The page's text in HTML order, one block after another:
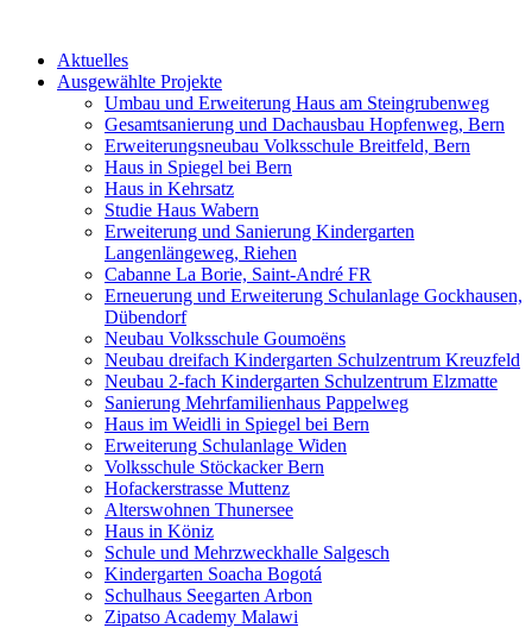
Aktuelles
Ausgewählte Projekte
Umbau und Erweiterung Haus am Steingrubenweg
Gesamtsanierung und Dachausbau Hopfenweg, Bern
Erweiterungsneubau Volksschule Breitfeld, Bern
Haus in Spiegel bei Bern
Haus in Kehrsatz
Studie Haus Wabern
Erweiterung und Sanierung Kindergarten
Langenlängeweg, Riehen
Cabanne La Borie, Saint-André FR
Erneuerung und Erweiterung Schulanlage Gockhausen,
Dübendorf
Neubau Volksschule Goumoëns
Neubau dreifach Kindergarten Schulzentrum Kreuzfeld
Neubau 2-fach Kindergarten Schulzentrum Elzmatte
Sanierung Mehrfamilienhaus Pappelweg
Haus im Weidli in Spiegel bei Bern
Erweiterung Schulanlage Widen
Volksschule Stöckacker Bern
Hofackerstrasse Muttenz
Alterswohnen Thunersee
Haus in Köniz
Schule und Mehrzweckhalle Salgesch
Kindergarten Soacha Bogotá
Schulhaus Seegarten Arbon
Zipatso Academy Malawi